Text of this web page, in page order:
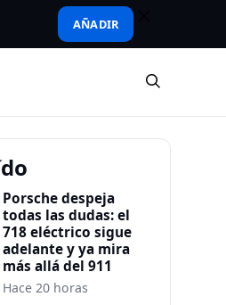
AÑADIR
Porsche despeja
todas las dudas: el
718 eléctrico sigue
adelante y ya mira
más allá del 911
Hace 20 horas